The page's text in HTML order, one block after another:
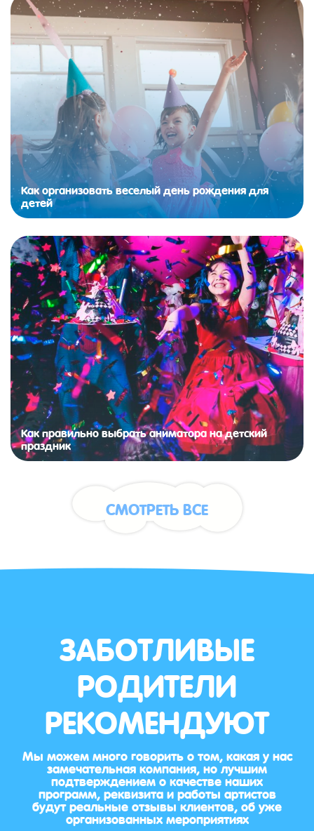
Как организовать веселый день рождения для
детей
Как правильно выбрать аниматора на детский
праздник
СМОТРЕТЬ ВСЕ
ЗАБОТЛИВЫЕ
РОДИТЕЛИ
РЕКОМЕНДУЮТ
Мы можем много говорить о том, какая у нас
замечательная компания, но лучшим
подтверждением о качестве наших
программ, реквизита и работы артистов
будут реальные отзывы клиентов, об уже
организованных мероприятиях